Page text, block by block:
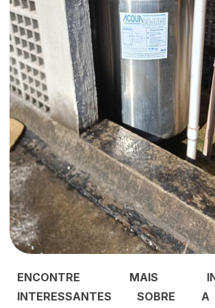
ENCONTRE MAIS
INTERESSANTES SOBRE